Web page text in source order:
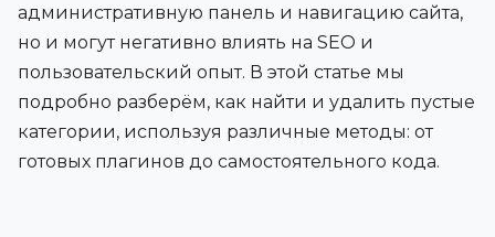
административную панель и навигацию сайта,
но и могут негативно влиять на SEO и
пользовательский опыт. В этой статье мы
подробно разберём, как найти и удалить пустые
категории, используя различные методы: от
готовых плагинов до самостоятельного кода.